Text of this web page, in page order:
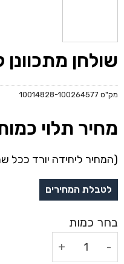
שולחן
מק"ט 10014828-100264577
מחיר תלוי
(המחיר ליחידה יורד ככל